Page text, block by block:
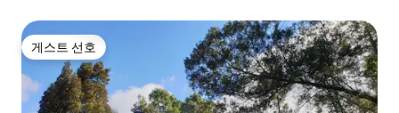
게스트 선호
게스트 선호